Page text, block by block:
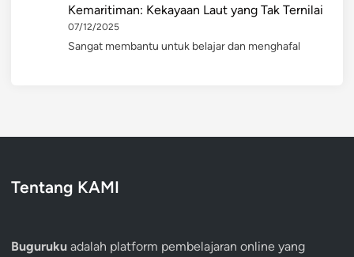
Kemaritiman: Kekayaan Laut yang Tak Ternilai
07/12/2025
Sangat membantu untuk belajar dan menghafal
Tentang KAMI
Buguruku adalah platform pembelajaran online yang